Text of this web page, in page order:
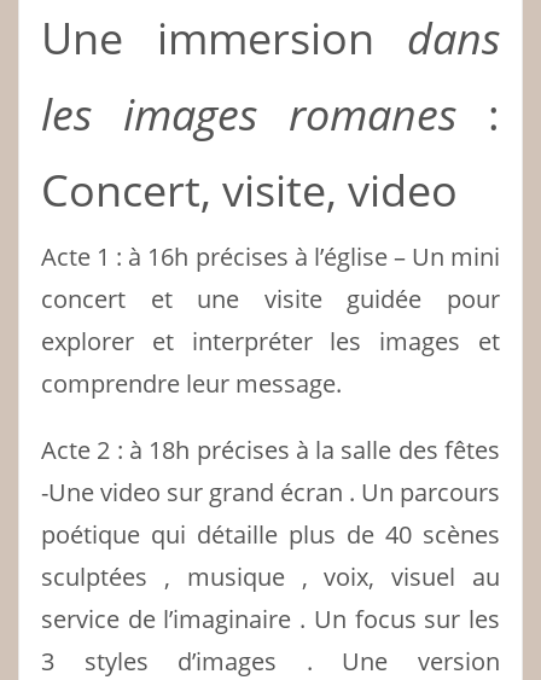
Une immersion dans
les images romanes :
Concert, visite, video
Acte 1 : à 16h précises à l’église – Un mini
concert et une visite guidée pour
explorer et interpréter les images et
comprendre leur message.
Acte 2 : à 18h précises à la salle des fêtes
-Une video sur grand écran . Un parcours
poétique qui détaille plus de 40 scènes
sculptées , musique , voix, visuel au
service de l’imaginaire . Un focus sur les
3 styles d’images . Une version